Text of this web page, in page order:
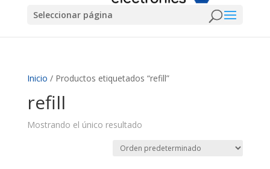
Seleccionar página
Inicio / Productos etiquetados “refill”
refill
Mostrando el único resultado